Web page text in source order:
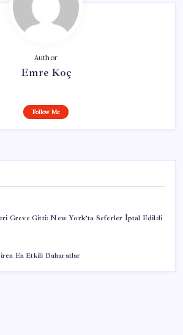
Author
Emre Koç
Follow Me
Greve Gitti: New York’ta Seferler İptal Edildi
En Etkili Baharatlar